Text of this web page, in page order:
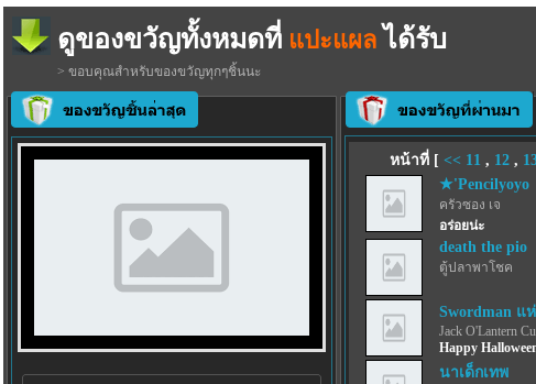
ดูของขวัญทั้งหมดที่ แปะแผล ได้รับ
> ขอบคุณสำหรับของขวัญทุกๆชิ้นนะ
หน้าที่ [ << 11 , 12,
★'Pencilyoyo
ครัวซอง เจ
อร่อยน่ะ
death the pio
ตู้ปลาพาโชค
Swordman แ
Jack O'Lantern
Happy
นาเด็กเทพ